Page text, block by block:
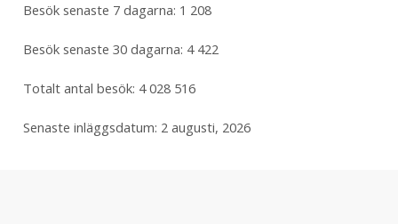
Besök senaste 7 dagarna: 1 208
Besök senaste 30 dagarna: 4 422
Totalt antal besök: 4 028 516
Senaste inläggsdatum: 2 augusti, 2026